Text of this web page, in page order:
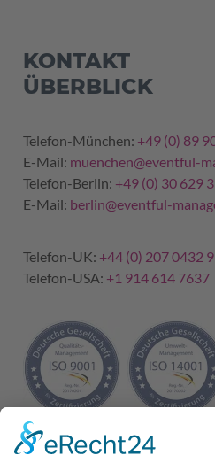
KONTAKT
ÜBERBLICK
Telefon-München: +49 (0) 89
E-Mail: muenchen@eventful-
Telefon-Berlin: +49 (0) 30 629
E-Mail: berlin@eventful-
Telefon-UK: +44 (0) 207 0432
Telefon-USA: +1 914 614 7637